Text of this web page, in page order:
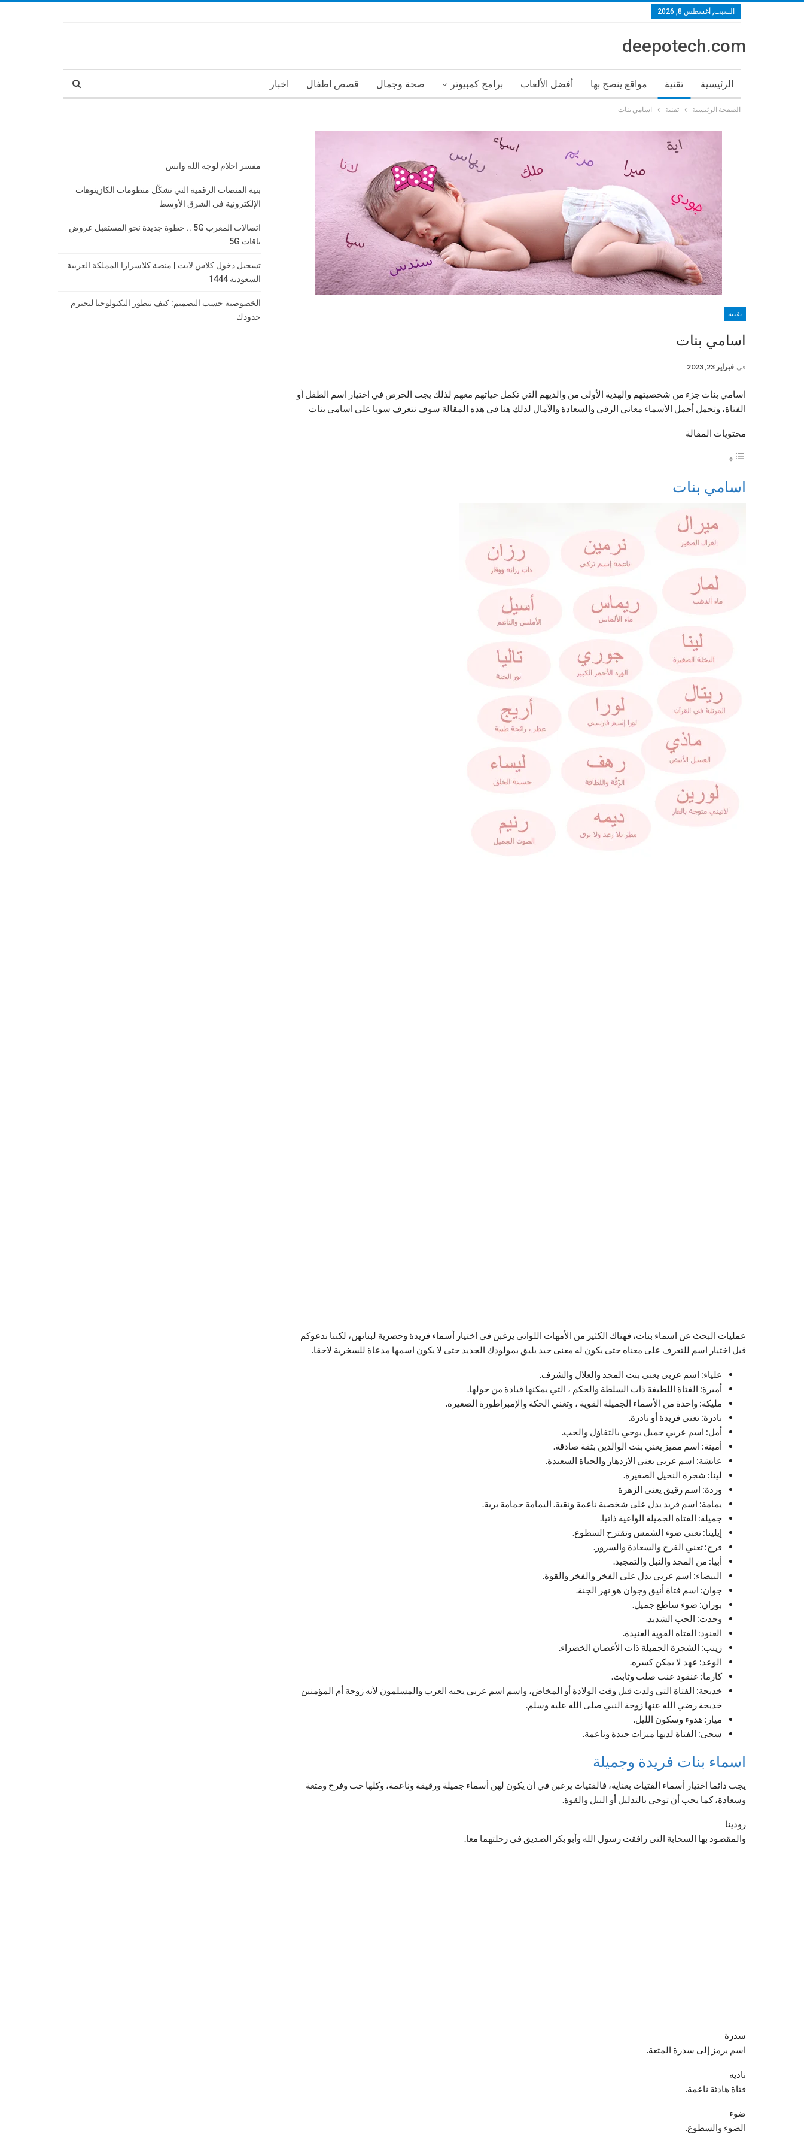
السبت, أغسطس 8, 2026
deepotech.com
الرئيسية تقنية مواقع ينصح بها أفضل الألعاب برامج كمبيوتر صحة وجمال قصص اطفال اخبار
الصفحة الرئيسية تقنية اسامي بنات
تقنية
اسامي بنات
في فبراير 23, 2023
اسامي بنات جزء من شخصيتهم والهدية الأولى من والديهم التي تكمل حياتهم معهم لذلك يجب الحرص في اختيار اسم الطفل أو
الفتاة، وتحمل أجمل الأسماء معاني الرقي والسعادة والآمال لذلك هنا في هذه المقالة سوف نتعرف سويا علي اسامي بنات
محتويات المقالة
اسامي بنات
عمليات البحث عن اسماء بنات، فهناك الكثير من الأمهات اللواتي يرغبن في اختيار أسماء فريدة وحصرية لبناتهن، لكننا ندعوكم
قبل اختيار اسم للتعرف على معناه حتى يكون له معنى جيد يليق بمولودك الجديد حتى لا يكون اسمها مدعاة للسخرية لاحقا.
علياء: اسم عربي يعني بنت المجد والعلال والشرف.
أميرة: الفتاة اللطيفة ذات السلطة والحكم ، التي يمكنها قيادة من حولها.
مليكة: واحدة من الأسماء الجميلة القوية ، وتغني الحكة والإمبراطورة الصغيرة.
نادرة: تعني فريدة أو نادرة.
أمل: اسم عربي جميل يوحي بالتفاؤل والحب.
أمينة: اسم مميز يعني بنت الوالدين بثقة صادقة.
عائشة: اسم عربي يعني الازدهار والحياة السعيدة.
لينا: شجرة النخيل الصغيرة.
وردة: اسم رقيق يعني الزهرة
يمامة: اسم فريد يدل على شخصية ناعمة ونقية. اليمامة حمامة برية.
جميلة: الفتاة الجميلة الواعية ذاتيا.
إيلينا: تعني ضوء الشمس وتقترح السطوع.
فرح: تعني الفرح والسعادة والسرور.
أبيا: من المجد والنبل والتمجيد.
البيضاء: اسم عربي يدل على الفخر والفخر والقوة.
جوان: اسم فتاة أنيق وجوان هو نهر الجنة.
بوران: ضوء ساطع جميل.
وجدت: الحب الشديد.
العنود: الفتاة القوية العنيدة.
زينب: الشجرة الجميلة ذات الأغصان الخضراء.
الوعد: عهد لا يمكن كسره.
كارما: عنقود عنب صلب وثابت.
خديجة: الفتاة التي ولدت قبل وقت الولادة أو المخاض، واسم اسم عربي يحبه العرب والمسلمون لأنه زوجة أم المؤمنين
خديجة رضي الله عنها زوجة النبي صلى الله عليه وسلم.
ميار: هدوء وسكون الليل.
سجى: الفتاة لديها ميزات جيدة وناعمة.
اسماء بنات فريدة وجميلة
يجب دائما اختيار أسماء الفتيات بعناية، فالفتيات يرغبن في أن يكون لهن أسماء جميلة ورقيقة وناعمة، وكلها حب وفرح ومتعة
وسعادة، كما يجب أن توحي بالتدليل أو النبل والقوة.
رودينا
والمقصود بها السحابة التي رافقت رسول الله وأبو بكر الصديق في رحلتهما معا.
سدرة
اسم يرمز إلى سدرة المتعة.
ناديه
فتاة هادئة ناعمة.
ضوء
الضوء والسطوع.
مفسر احلام لوجه الله واتس
بنية المنصات الرقمية التي تشكّل منظومات الكازينوهات
الإلكترونية في الشرق الأوسط
اتصالات المغرب 5G .. خطوة جديدة نحو المستقبل عروض
باقات 5G
تسجيل دخول كلاس لايت | منصة كلاسرارا المملكة العربية
السعودية 1444
الخصوصية حسب التصميم: كيف تتطور التكنولوجيا لتحترم
حدودك